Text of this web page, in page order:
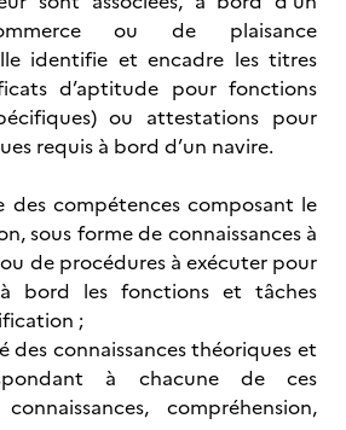
ou de plaisance
identifie et encadre les titres
d’aptitude pour fonctions
ou attestations pour
requis à bord d’un navire.
des compétences composant le
sous forme de connaissances à
de procédures à exécuter pour
bord les fonctions et tâches
;
connaissances théoriques et
à chacune de ces
compréhension,